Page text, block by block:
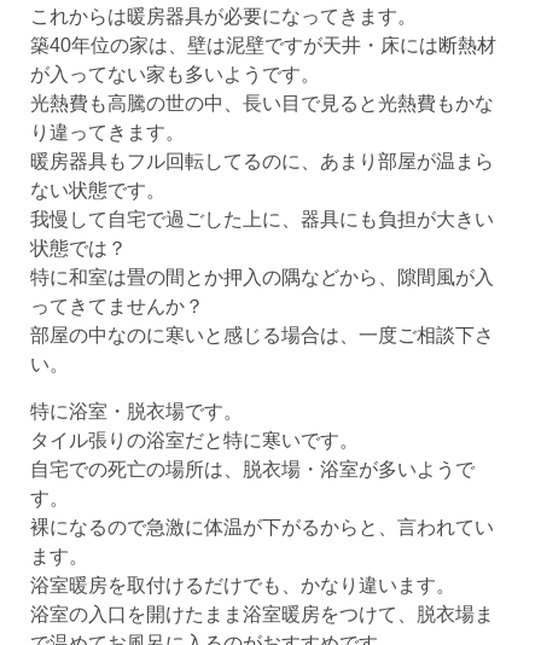
これからは暖房器具が必要になってきます。
築40年位の家は、壁は泥壁ですが天井・床には断熱材
が入ってない家も多いようです。
光熱費も高騰の世の中、長い目で見ると光熱費もかな
り違ってきます。
暖房器具もフル回転してるのに、あまり部屋が温まら
ない状態です。
我慢して自宅で過ごした上に、器具にも負担が大きい
状態では？
特に和室は畳の間とか押入の隅などから、隙間風が入
ってきてませんか？
部屋の中なのに寒いと感じる場合は、一度ご相談下さ
い。
特に浴室・脱衣場です。
タイル張りの浴室だと特に寒いです。
自宅での死亡の場所は、脱衣場・浴室が多いようで
す。
裸になるので急激に体温が下がるからと、言われてい
ます。
浴室暖房を取付けるだけでも、かなり違います。
浴室の入口を開けたまま浴室暖房をつけて、脱衣場ま